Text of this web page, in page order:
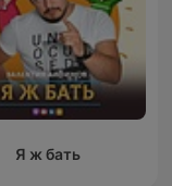
Я ж бать